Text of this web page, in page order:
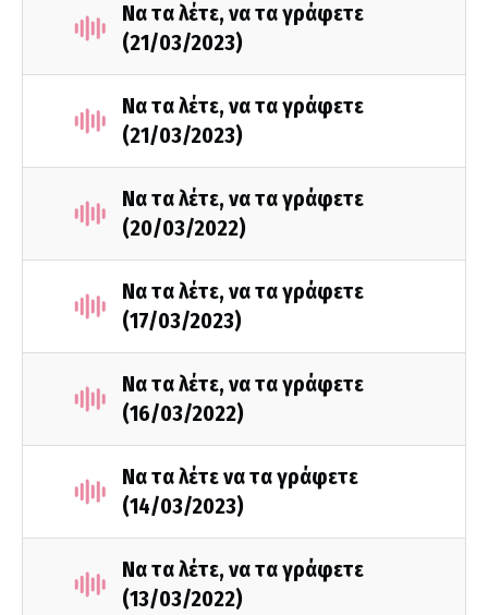
Να τα λέτε, να τα γράφετε
(21/03/2023)
Να τα λέτε, να τα γράφετε
(21/03/2023)
Να τα λέτε, να τα γράφετε
(20/03/2022)
Να τα λέτε, να τα γράφετε
(17/03/2023)
Να τα λέτε, να τα γράφετε
(16/03/2022)
Να τα λέτε να τα γράφετε
(14/03/2023)
Να τα λέτε, να τα γράφετε
(13/03/2022)